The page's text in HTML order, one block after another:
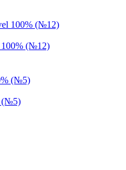
100% (№12)
(№5)